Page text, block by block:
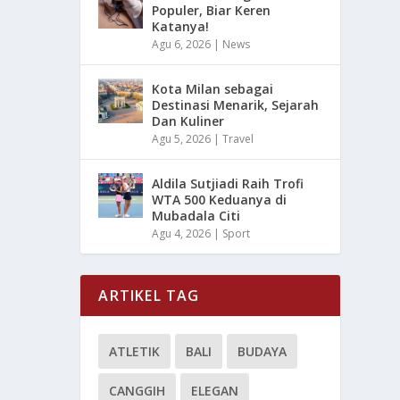
Populer, Biar Keren
Katanya!
Agu 6, 2026 | News
Kota Milan sebagai
Destinasi Menarik, Sejarah
Dan Kuliner
Agu 5, 2026 |Travel
Aldila Sutjiadi Raih Trofi
WTA 500 Keduanya di
Mubadala Citi
Agu 4, 2026 | Sport
ARTIKEL TAG
ATLETIK BALI BUDAYA
CANGGIH ELEGAN